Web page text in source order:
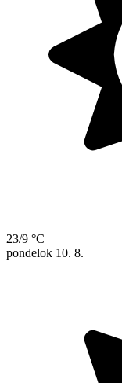
23/9 °C
pondelok 10. 8.